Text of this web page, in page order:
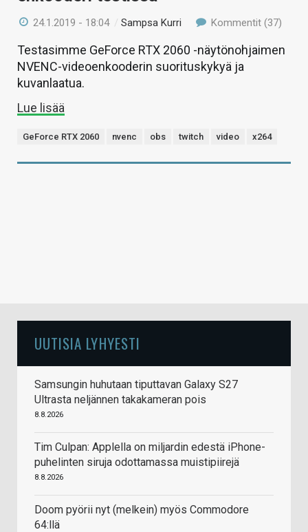
24.1.2019 - 18:04 /Sampsa Kurri Kommentit (37)
Testasimme GeForce RTX 2060 -näytönohjaimen
NVENC-videoenkooderin suorituskykyä ja
kuvanlaatua.
Lue lisää
GeForce RTX 2060 nvenc obs twitch video x264
UUTISIA LYHYESTI
Samsungin huhutaan tiputtavan Galaxy S27
Ultrasta neljännen takakameran pois
8.8.2026
Tim Culpan: Applella on miljardin edestä iPhone-
puhelinten siruja odottamassa muistipiirejä
8.8.2026
Doom pyörii nyt (melkein) myös Commodore
64:llä